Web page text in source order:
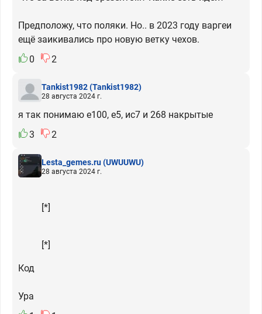
Предположу, что поляки. Но.. в 2023 году варгеи
ещё заикивались про новую ветку чехов.
0
2
Tankist1982(Tankist1982)
28 августа 2024 г.
я так понимаю е100, е5, ис7 и 268 накрытые
3
2
Lesta_gemes.ru(UWUUWU)
28 августа 2024 г.
[*]
[*]
Код
Ура